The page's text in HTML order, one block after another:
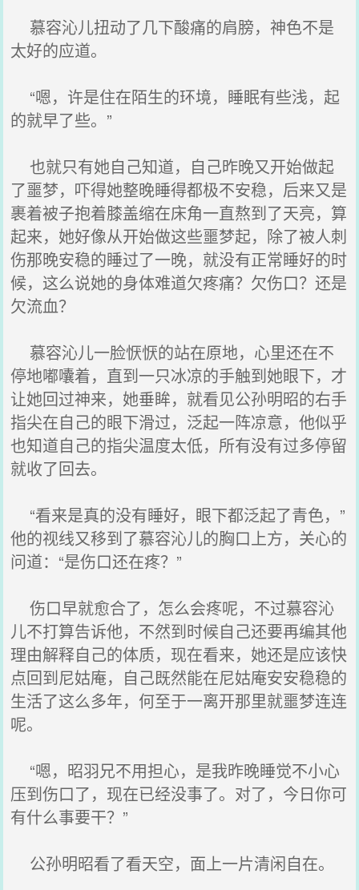
慕容沁儿扭动了几下酸痛的肩膀，神色不是
太好的应道。
“嗯，许是住在陌生的环境，睡眠有些浅，起
的就早了些。”
也就只有她自己知道，自己昨晚又开始做起
了噩梦，吓得她整晚睡得都极不安稳，后来又是
裹着被子抱着膝盖缩在床角一直熬到了天亮，算
起来，她好像从开始做这些噩梦起，除了被人刺
伤那晚安稳的睡过了一晚，就没有正常睡好的时
候，这么说她的身体难道欠疼痛？欠伤口？还是
欠流血？
慕容沁儿一脸恹恹的站在原地，心里还在不
停地嘟囔着，直到一只冰凉的手触到她眼下，才
让她回过神来，她垂眸，就看见公孙明昭的右手
指尖在自己的眼下滑过，泛起一阵凉意，他似乎
也知道自己的指尖温度太低，所有没有过多停留
就收了回去。
“看来是真的没有睡好，眼下都泛起了青色，”
他的视线又移到了慕容沁儿的胸口上方，关心的
问道：“是伤口还在疼？”
伤口早就愈合了，怎么会疼呢，不过慕容沁
儿不打算告诉他，不然到时候自己还要再编其他
理由解释自己的体质，现在看来，她还是应该快
点回到尼姑庵，自己既然能在尼姑庵安安稳稳的
生活了这么多年，何至于一离开那里就噩梦连连
呢。
“嗯，昭羽兄不用担心，是我昨晚睡觉不小心
压到伤口了，现在已经没事了。对了，今日你可
有什么事要干？”
公孙明昭看了看天空，面上一片清闲自在。